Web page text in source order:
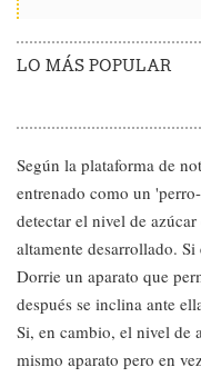
LO MÁS POPULAR
Según la plataforma de
entrenado como un
detectar el nivel de
altamente desarrollado.
Dorrie un aparato que
después se inclina ante
Si, en cambio, el nivel de
mismo aparato pero en